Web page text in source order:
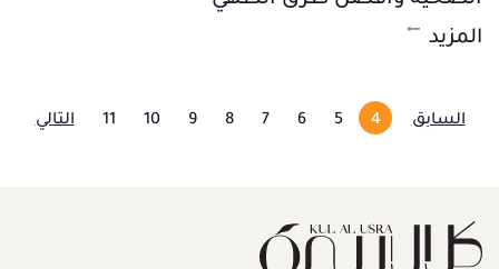
المزيد
السابق 4
5
6
7
8
9
10
11 التالي